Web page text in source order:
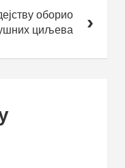
оборио
циљева